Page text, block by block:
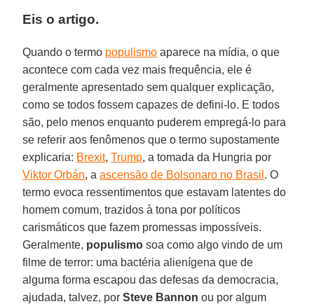
Eis o artigo.
Quando o termo populismo aparece na mídia, o que
acontece com cada vez mais frequência, ele é
geralmente apresentado sem qualquer explicação,
como se todos fossem capazes de defini-lo. E todos
são, pelo menos enquanto puderem empregá-lo para
se referir aos fenômenos que o termo supostamente
explicaria: Brexit,Trump, a tomada da Hungria por
Viktor Orbán, aascensão de Bolsonaro no Brasil . O
termo evoca ressentimentos que estavam latentes do
homem comum, trazidos à tona por políticos
carismáticos que fazem promessas impossíveis.
Geralmente, populismo soa como algo vindo de um
filme de terror: uma bactéria alienígena que de
alguma forma escapou das defesas da democracia,
ajudada, talvez, porSteve Bannon ou por algum